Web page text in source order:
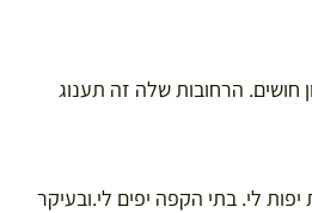
חושים. הרחובות שלה זה תענוג
יפות לי. בתי הקפה יפים לי.ובעיקר